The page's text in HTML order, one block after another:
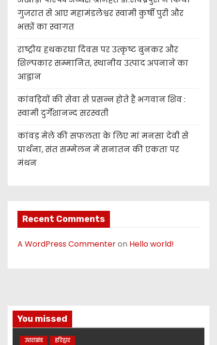
गुजरात से आए महामंडलेश्वर स्वामी कुर्षी पुरी और
भक्तों का स्वागत
राष्ट्रीय हथकरघा दिवस पर उत्कृष्ट बुनकर और
शिल्पकार सम्मानित, स्थानीय उत्पाद अपनाने का
आह्वान
कांवड़ियों की सेवा से प्रसन्न होते हैं भगवान शिव :
स्वामी दुर्गेशानन्द सरस्वती
कांवड़ मेले की सफलता के लिए मां मनसा देवी से
प्रार्थना, संत सम्मेलन में सनातन की एकता पर
मंथन
Recent Comments
A WordPress Commenteron Hello world!
You missed
उत्तराखंड हरिद्वार